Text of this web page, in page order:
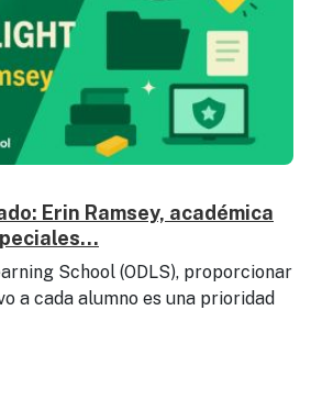
Erin Ramsey, académica
School (ODLS), proporcionar
a cada alumno es una prioridad